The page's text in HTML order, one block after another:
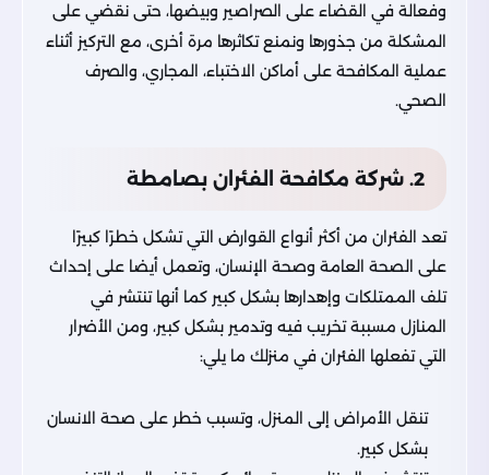
وفعالة في القضاء على الصراصير وبيضها، حتى نقضي على
المشكلة من جذورها ونمنع تكاثرها مرة أخرى، مع التركيز أثناء
عملية المكافحة على أماكن الاختباء، المجاري، والصرف
الصحي.
2. شركة مكافحة الفئران بصامطة
تعد الفئران من أكثر أنواع القوارض التي تشكل خطرًا كبيرًا
على الصحة العامة وصحة الإنسان، وتعمل أيضا على إحداث
تلف الممتلكات وإهدارها بشكل كبير كما أنها تنتشر في
المنازل مسببة تخريب فيه وتدمير بشكل كبير، ومن الأضرار
التي تفعلها الفئران في منزلك ما يلي:
تنقل الأمراض إلى المنزل، وتسبب خطر على صحة الانسان
بشكل كبير.